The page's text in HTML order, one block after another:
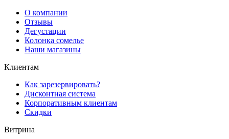
О компании
Отзывы
Дегустации
Колонка сомелье
Наши магазины
Клиентам
Как зарезервировать?
Дисконтная система
Корпоративным клиентам
Скидки
Витрина